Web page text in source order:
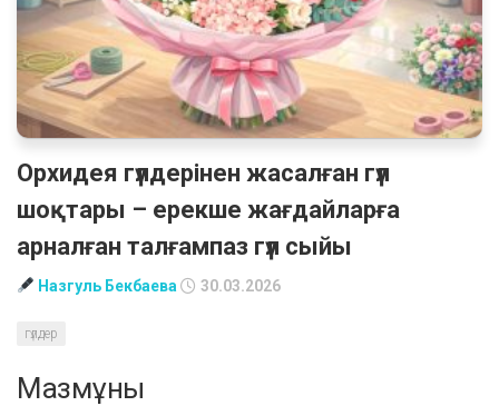
Орхидея гүлдерінен жасалған гүл
шоқтары – ерекше жағдайларға
арналған талғампаз гүл сыйы
Назгуль Бекбаева 30.03.2026
гүлдер
Мазмұны